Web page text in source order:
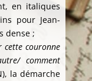
en italiques
pour Jean-
dense ;
cette couronne
comment
la démarche